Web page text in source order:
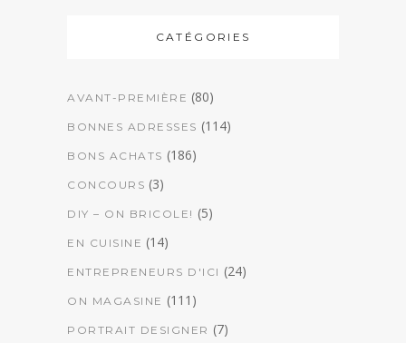
CATÉGORIES
AVANT-PREMIÈRE (80)
BONNES ADRESSES (114)
BONS ACHATS (186)
CONCOURS (3)
DIY – ON BRICOLE! (5)
EN CUISINE (14)
ENTREPRENEURS D'ICI (24)
ON MAGASINE (111)
PORTRAIT DESIGNER (7)